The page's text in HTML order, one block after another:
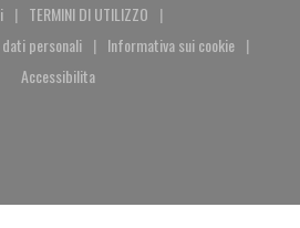
una nuova finestra))
TERMINI DI UTILIZZO
((apre una nuova finestra))
personali
una nuova finestra))
Informativa sui cookie
((apre una nuova
Accessibilita
((apre una nuova finestra))